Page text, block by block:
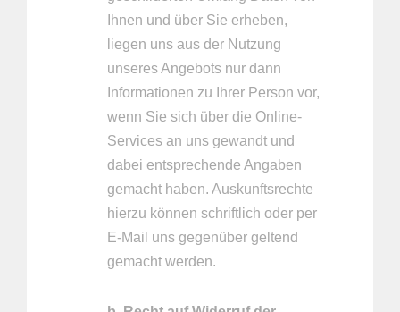
Ihnen und über Sie erheben,
liegen uns aus der Nutzung
unseres Angebots nur dann
Informationen zu Ihrer Person vor,
wenn Sie sich über die Online-
Services an uns gewandt und
dabei entsprechende Angaben
gemacht haben. Auskunftsrechte
hierzu können schriftlich oder per
E-Mail uns gegenüber geltend
gemacht werden.